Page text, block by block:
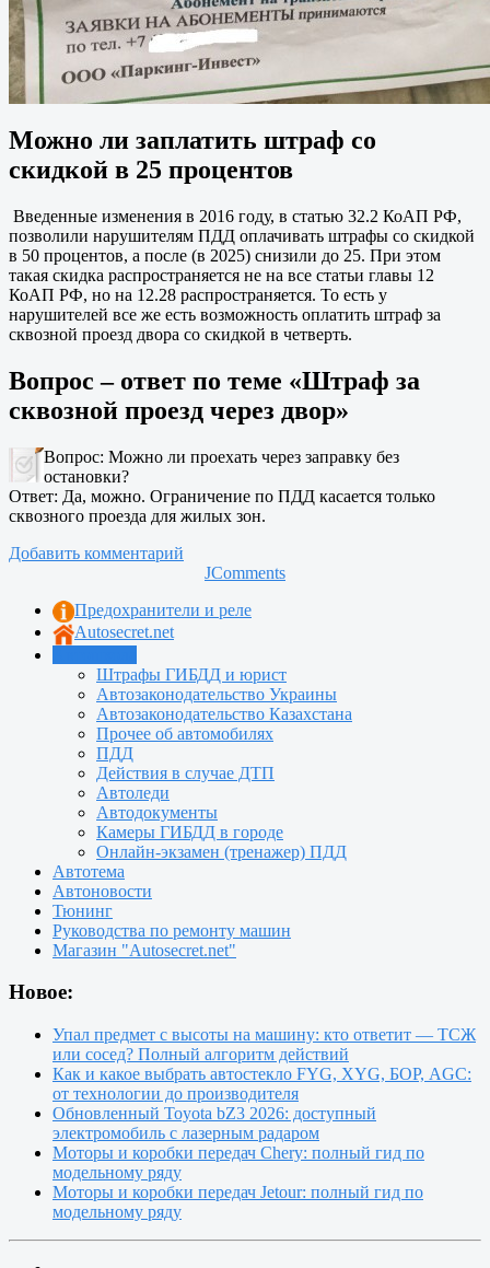
Можно ли заплатить штраф со
скидкой в 25 процентов
Введенные изменения в 2016 году, в статью 32.2 КоАП РФ,
позволили нарушителям ПДД оплачивать штрафы со скидкой
в 50 процентов, а после (в 2025) снизили до 25. При этом
такая скидка распространяется не на все статьи главы 12
КоАП РФ, но на 12.28 распространяется. То есть у
нарушителей все же есть возможность оплатить штраф за
сквозной проезд двора со скидкой в четверть.
Вопрос – ответ по теме «Штраф за
сквозной проезд через двор»
Вопрос: Можно ли проехать через заправку без
остановки?
Ответ: Да, можно. Ограничение по ПДД касается только
сквозного проезда для жилых зон.
Добавить комментарий
JComments
Предохранители и реле
Autosecret.net
Штрафы ГИБДД и юрист
Автозаконодательство Украины
Автозаконодательство Казахстана
Прочее об автомобилях
ПДД
Действия в случае ДТП
Автоледи
Автодокументы
Камеры ГИБДД в городе
Онлайн-экзамен (тренажер) ПДД
Автотема
Автоновости
Тюнинг
Руководства по ремонту машин
Магазин "Autosecret.net"
Новое:
Упал предмет с высоты на машину: кто ответит — ТСЖ
или сосед? Полный алгоритм действий
Как и какое выбрать автостекло FYG, XYG, БОР, AGC:
от технологии до производителя
Обновленный Toyota bZ3 2026: доступный
электромобиль с лазерным радаром
Моторы и коробки передач Chery: полный гид по
модельному ряду
Моторы и коробки передач Jetour: полный гид по
модельному ряду